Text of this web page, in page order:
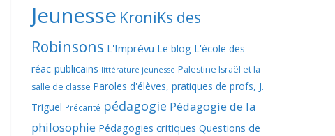
Jeunesse KroniKs des
Robinsons L'Imprévu Le blog L'école des
réac-publicains littérature jeunesse Palestine Israël et la
salle de classe Paroles d'élèves, pratiques de profs, J.
Triguel Précarité pédagogie Pédagogie de la
philosophie Pédagogies critiques Questions de